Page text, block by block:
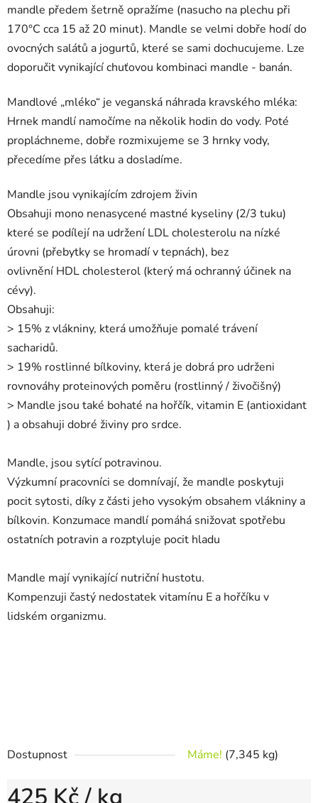
mandle předem šetrně opražíme (nasucho na plechu při
170°C cca 15 až 20 minut). Mandle se velmi dobře hodí do
ovocných salátů a jogurtů, které se sami dochucujeme. Lze
doporučit vynikající chuťovou kombinaci mandle - banán.
Mandlové „mléko“ je veganská náhrada kravského mléka:
Hrnek mandlí namočíme na několik hodin do vody. Poté
propláchneme, dobře rozmixujeme se 3 hrnky vody,
přecedíme přes látku a dosladíme.
Mandle jsou vynikajícím zdrojem živin
Obsahuji mono nenasycené mastné kyseliny (2/3 tuku)
které se podílejí na udržení LDL cholesterolu na nízké
úrovni (přebytky se hromadí v tepnách), bez
ovlivnění HDL cholesterol (který má ochranný účinek na
cévy).
Obsahuji:
> 15% z vlákniny, která umožňuje pomalé trávení
sacharidů.
> 19% rostlinné bílkoviny, která je dobrá pro udrženi
rovnováhy proteinových poměru (rostlinný / živočišný)
> Mandle jsou také bohaté na hořčík, vitamin E (antioxidant
) a obsahuji dobré živiny pro srdce.
Mandle, jsou sytící potravinou.
Výzkumní pracovníci se domnívají, že mandle poskytuji
pocit sytosti, díky z části jeho vysokým obsahem vlákniny a
bílkovin. Konzumace mandlí pomáhá snižovat spotřebu
ostatních potravin a rozptyluje pocit hladu
Mandle mají vynikající nutriční hustotu.
Kompenzuji častý nedostatek vitamínu E a hořčíku v
lidském organizmu.
Dostupnost Máme! (7,345 kg)